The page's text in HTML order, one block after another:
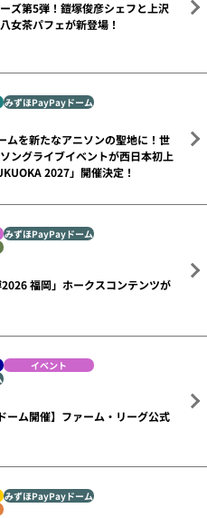
ズ第5弾！鎧塚俊彦シェフと上沢
女茶パフェが新登場！
みずほPayPayドーム
ムを新たなアニソンの聖地に！世
ングライブイベントが西日本初上
2027」開催決定！
みずほPayPayドーム
福岡」ホークスコンテンツが
イベント
ーム開催】ファーム・リーグ公式
みずほPayPayドーム